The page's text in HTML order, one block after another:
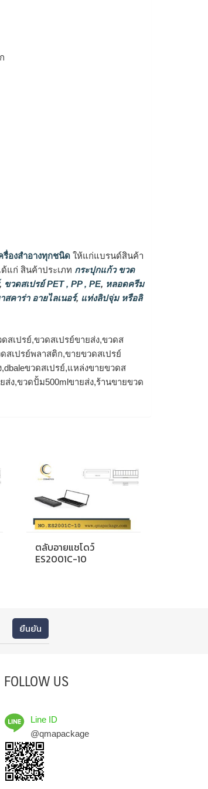
องสำอางทุกชนิด ให้แก่แบรนด์สินค้า
แก่ สินค้าประเภท กระปุกแก้ว ขวด
, ขวดสเปรย์ PET , PP , PE, หลอดครีม
สคาร่า อายไลเนอร์, แท่งลิปจุ่ม หรือลิ
สเปรย์,ขวดสเปรย์ขายส่ง,ขวดส
สเปรย์พลาสติก,ขายขวดสเปรย์
ขวดสเปรย์,แหล่งขายขวดส
ง,ขวดปั้ม500mlขายส่ง,ร้านขายขวด
ตลับอายแชโดว์
ES2001C-10
FOLLOW US
Line ID
@qmapackage